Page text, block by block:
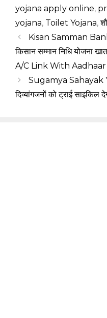
yojana apply online,
yojana, Toilet Yojana,
Kisan Samman
किसान सम्मान निधि योजना
A/C Link With Aadhaar
Sugamya Sahayak
दिव्यांगजनों को ट्राई साइकिल